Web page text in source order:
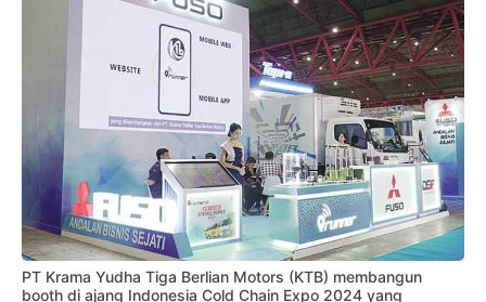
PT Krama Yudha Tiga Berlian Motors (KTB) membangun
booth di ajang Indonesia Cold Chain Expo 2024 yang